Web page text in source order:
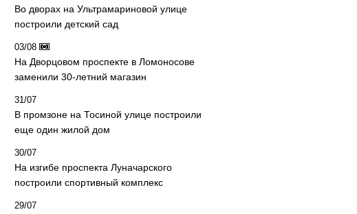
Во дворах на Ультрамариновой улице
построили детский сад
03/08
На Дворцовом проспекте в Ломоносове
заменили 30-летний магазин
31/07
В промзоне на Тосиной улице построили
еще один жилой дом
30/07
На изгибе проспекта Луначарского
построили спортивный комплекс
29/07